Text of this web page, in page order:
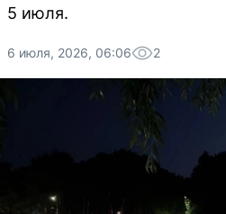
5 июля.
6 июля, 2026, 06:06 2